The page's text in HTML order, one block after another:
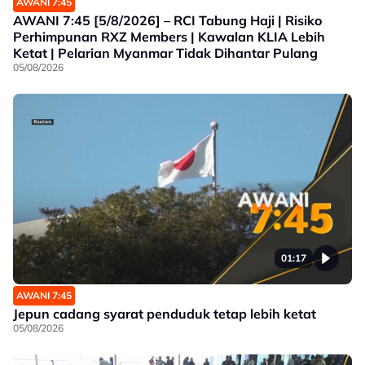
AWANI 7:45 [5/8/2026] – RCI Tabung Haji | Risiko
Perhimpunan RXZ Members | Kawalan KLIA Lebih
Ketat | Pelarian Myanmar Tidak Dihantar Pulang
05/08/2026
01:17
AWANI 7:45
Jepun cadang syarat penduduk tetap lebih ketat
05/08/2026